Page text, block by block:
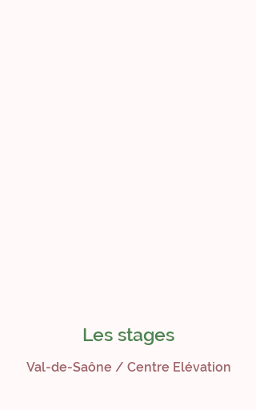
Les stages
Val-de-Saône / Centre Elévation